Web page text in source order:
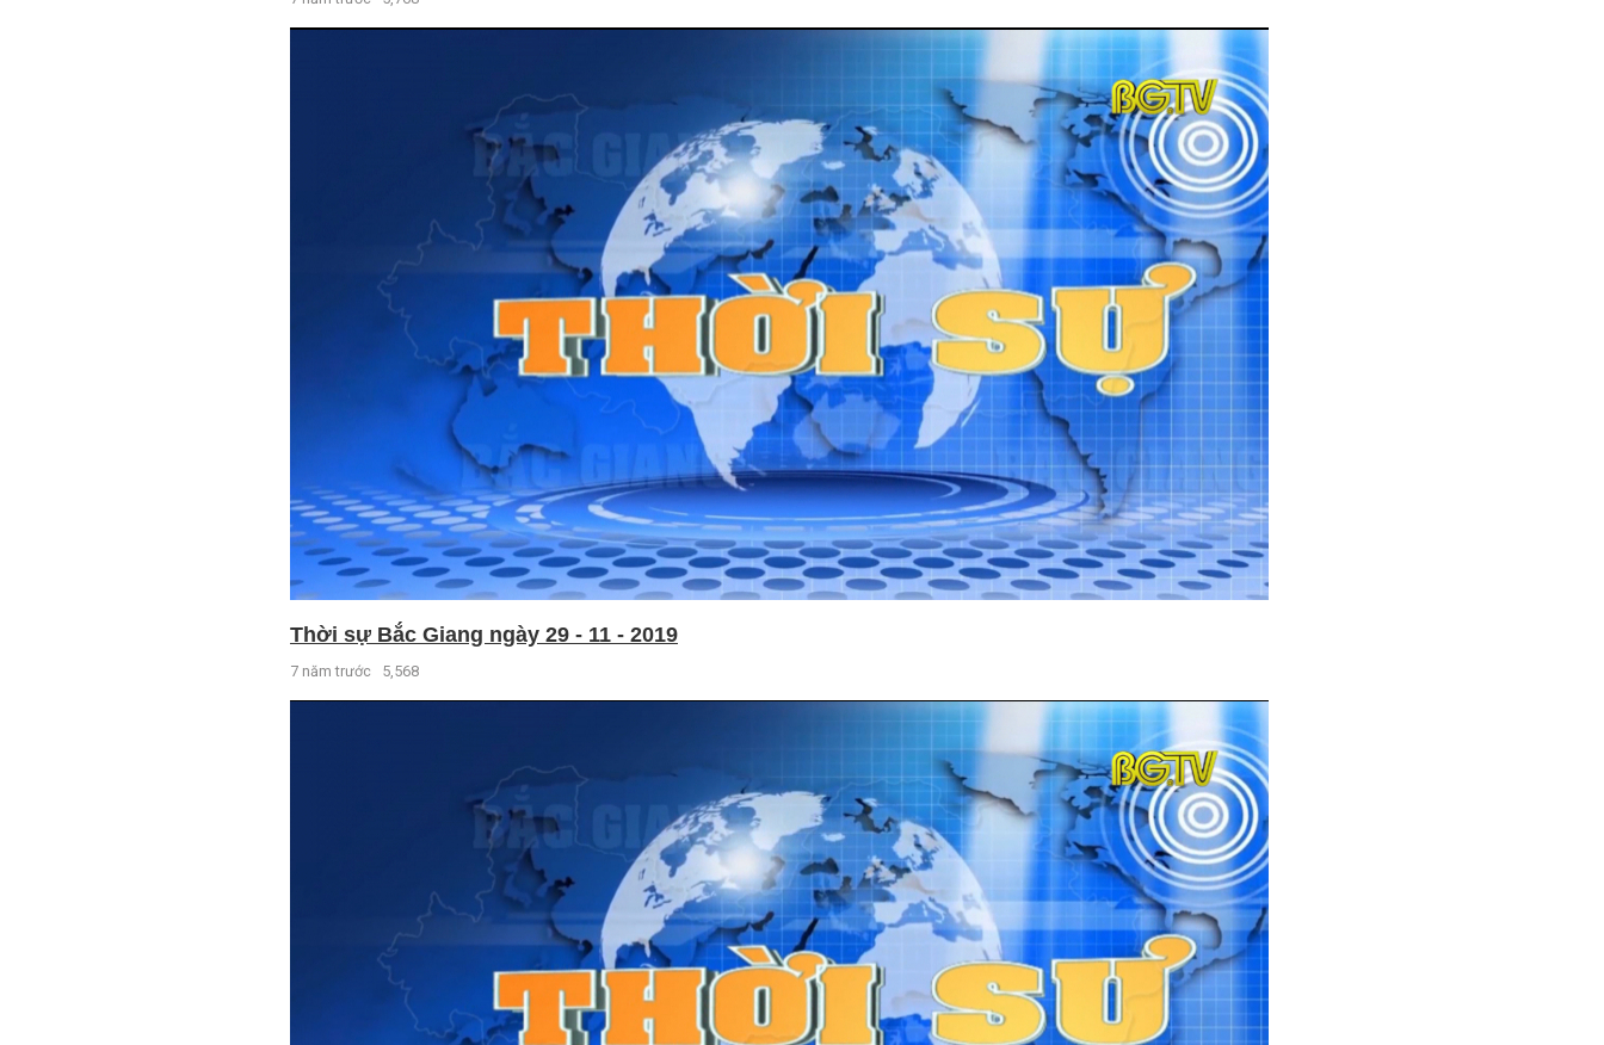
Thời sự Bắc Giang ngày 29 - 11 - 2019
7 năm trước 5,568